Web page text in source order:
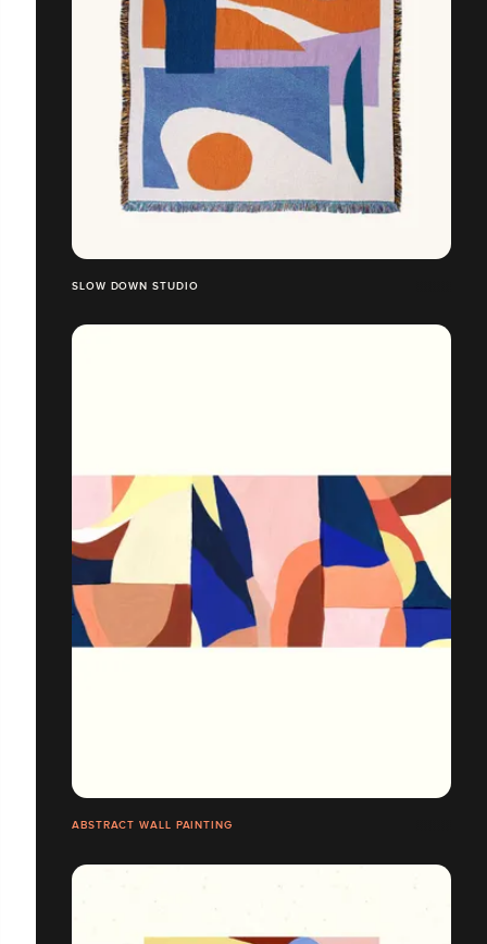
SLOW DOWN STUDIO
ABSTRACT WALL PAINTING